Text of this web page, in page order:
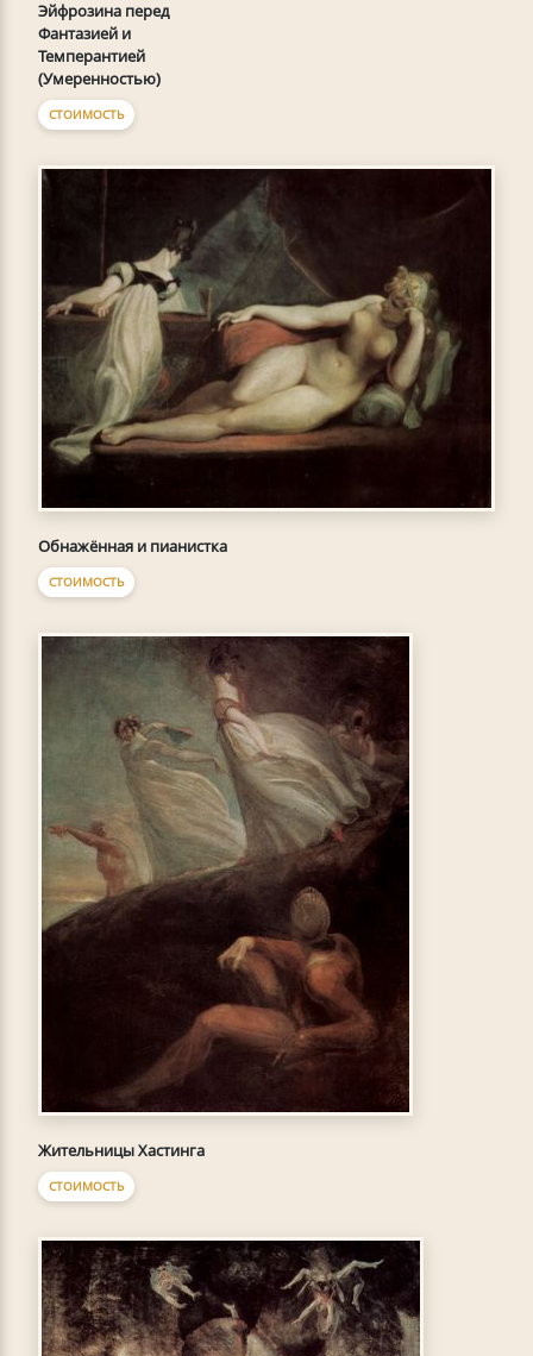
Эйфрозина перед
Фантазией и
Темперантией
(Умеренностью)
СТОИМОСТЬ
Обнажённая и пианистка
СТОИМОСТЬ
Жительницы Хастинга
СТОИМОСТЬ